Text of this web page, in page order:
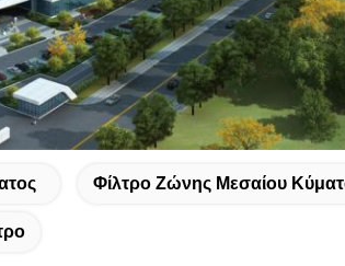
Φίλτρο Ζώνης Μεσαίου